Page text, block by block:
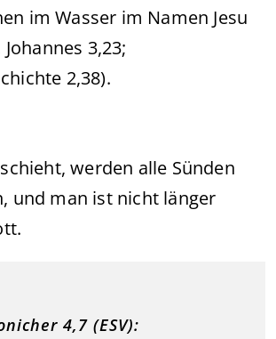
im Wasser im Namen Jesu
3,23;
2,38).
werden alle Sünden
und man ist nicht länger
4,7 (ESV):